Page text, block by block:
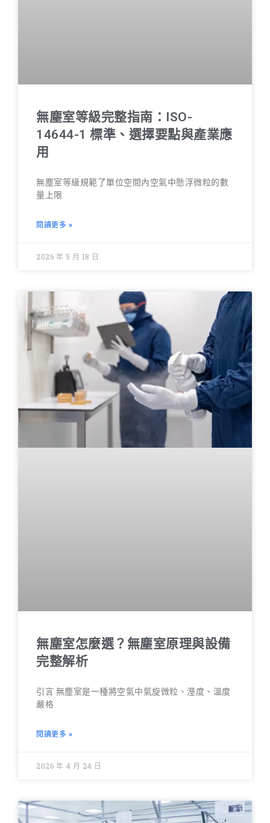
無塵室等級完整指南：ISO-
14644-1 標準、選擇要點與產業應
用
無塵室等級規範了單位空間內空氣中懸浮微粒的數
量上限
閱讀更多 »
2026 年 5 月 18 日
無塵室怎麼選？無塵室原理與設備
完整解析
引言 無塵室是一種將空氣中氣旋微粒、溼度、溫度
嚴格
閱讀更多 »
2026 年 4 月 24 日